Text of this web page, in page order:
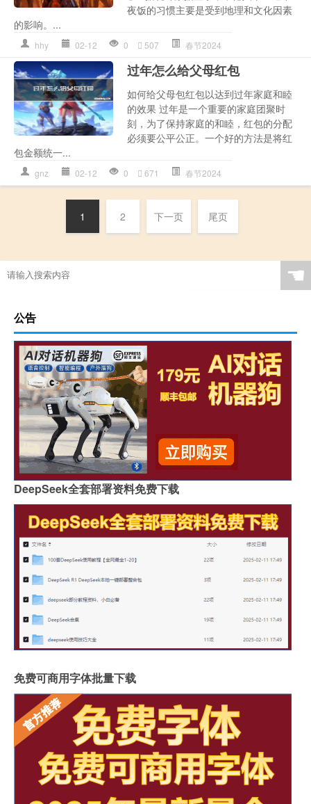
夜饭的习惯主要是受到地理和文化因素
的影响。...
hhy 02-12 0 507 春节2024
过年怎么给父母红包
如何给父母包红包以达到过年家庭和睦
的效果 过年是一个重要的家庭团聚时
刻，为了保持家庭的和睦，红包的分配
必须要公平公正。一个好的方法是将红
包金额统一...
gnz 02-12 0 671 春节2024
1 2 下一页 尾页
☚
公告
DeepSeek全套部署资料免费下载
免费可商用字体批量下载